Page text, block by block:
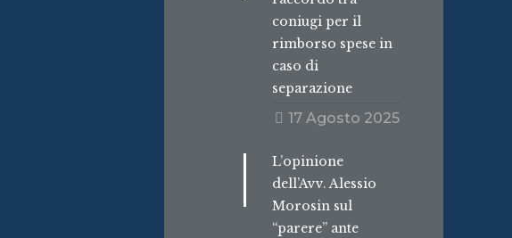
coniugi per il
rimborso spese in
caso di
separazione
17 Agosto 2025
L’opinione
dell’Avv. Alessio
Morosin sul
“parere” ante